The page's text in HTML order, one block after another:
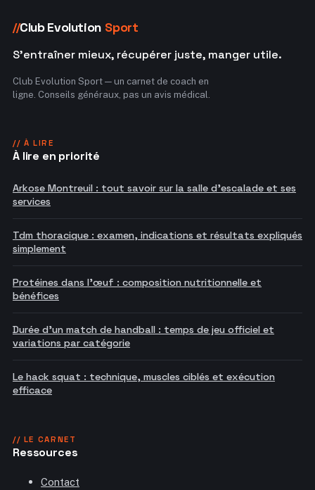
//Club Evolution Sport
S'entraîner mieux, récupérer juste, manger utile.
Club Evolution Sport — un carnet de coach en
ligne. Conseils généraux, pas un avis médical.
// À LIRE
À lire en priorité
Arkose Montreuil : tout savoir sur la salle d'escalade et ses
services
Tdm thoracique : examen, indications et résultats expliqués
simplement
Protéines dans l'œuf : composition nutritionnelle et
bénéfices
Durée d'un match de handball : temps de jeu officiel et
variations par catégorie
Le hack squat : technique, muscles ciblés et exécution
efficace
// LE CARNET
Ressources
Contact